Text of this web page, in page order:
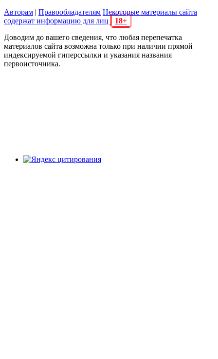
Авторам | Правообладателям Некоторые материалы сайта
содержат информацию для лиц
18+
Доводим до вашего сведения, что любая перепечатка
материалов сайта возможна только при наличии прямой
индексируемой гиперссылки и указания названия
первоисточника.